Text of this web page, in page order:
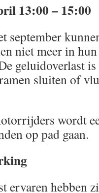
13:00 – 15:00
september
niet meer in
geluidoverlast
sluiten of
wordt
op pad gaan.
ervaren hebben